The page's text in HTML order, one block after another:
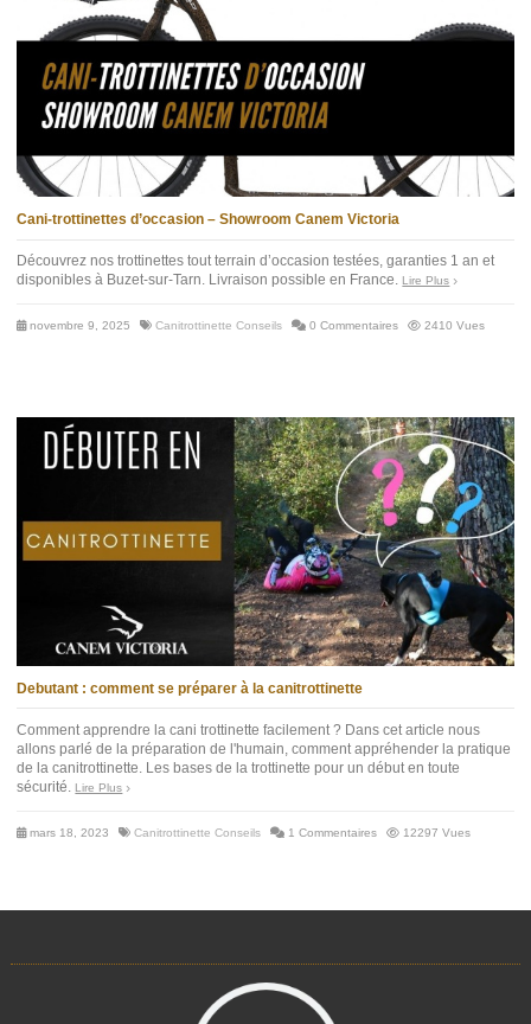
Cani-trottinettes d’occasion – Showroom Canem Victoria
Découvrez nos trottinettes tout terrain d’occasion testées, garanties 1 an et
disponibles à Buzet-sur-Tarn. Livraison possible en France. Lire Plus
novembre 9, 2025 Canitrottinette Conseils 0 Commentaires 2410 Vues
Debutant : comment se préparer à la canitrottinette
Comment apprendre la cani trottinette facilement ? Dans cet article nous
allons parlé de la préparation de l'humain, comment appréhender la pratique
de la canitrottinette. Les bases de la trottinette pour un début en toute
sécurité.
Lire Plus
mars 18, 2023 Canitrottinette Conseils 1 Commentaires 12297 Vues